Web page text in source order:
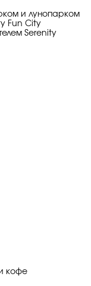
и лунопарком
Fun City
Serenity
кофе